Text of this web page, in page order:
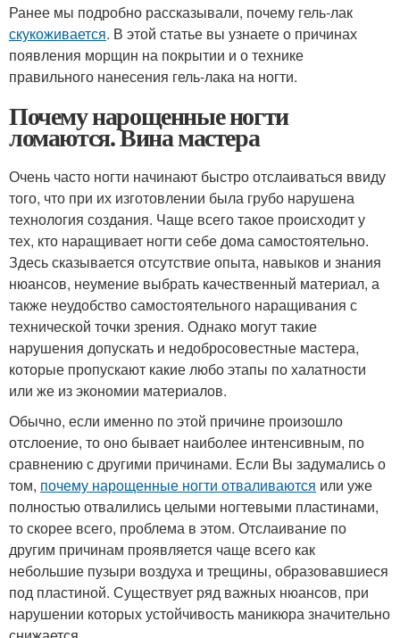
Ранее мы подробно рассказывали, почему гель-лак
скукоживается. В этой статье вы узнаете о причинах
появления морщин на покрытии и о технике
правильного нанесения гель-лака на ногти.
Почему нарощенные ногти
ломаются. Вина мастера
Очень часто ногти начинают быстро отслаиваться ввиду
того, что при их изготовлении была грубо нарушена
технология создания. Чаще всего такое происходит у
тех, кто наращивает ногти себе дома самостоятельно.
Здесь сказывается отсутствие опыта, навыков и знания
нюансов, неумение выбрать качественный материал, а
также неудобство самостоятельного наращивания с
технической точки зрения. Однако могут такие
нарушения допускать и недобросовестные мастера,
которые пропускают какие любо этапы по халатности
или же из экономии материалов.
Обычно, если именно по этой причине произошло
отслоение, то оно бывает наиболее интенсивным, по
сравнению с другими причинами. Если Вы задумались о
том, почему нарощенные ногти отваливаются или уже
полностью отвалились целыми ногтевыми пластинами,
то скорее всего, проблема в этом. Отслаивание по
другим причинам проявляется чаще всего как
небольшие пузыри воздуха и трещины, образовавшиеся
под пластиной. Существует ряд важных нюансов, при
нарушении которых устойчивость маникюра значительно